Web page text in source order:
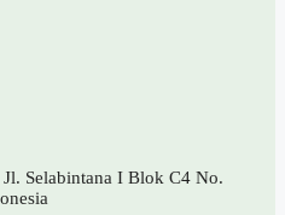
Selabintana I Blok C4 No.